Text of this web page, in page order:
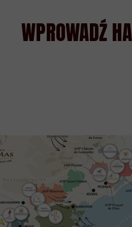
WPROWADŹ